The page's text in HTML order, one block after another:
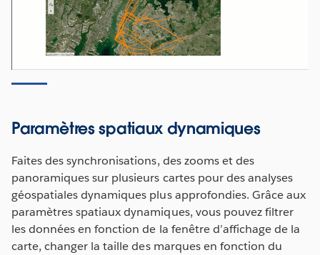
Paramètres spatiaux dynamiques
Faites des synchronisations, des zooms et des
panoramiques sur plusieurs cartes pour des analyses
géospatiales dynamiques plus approfondies. Grâce aux
paramètres spatiaux dynamiques, vous pouvez filtrer
les données en fonction de la fenêtre d’affichage de la
carte, changer la taille des marques en fonction du